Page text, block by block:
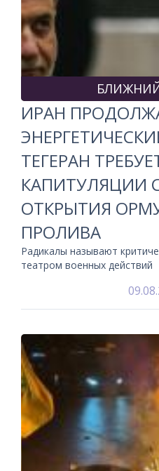
ИРАН
ТЕГЕРАН
КАПИТУЛЯЦИИ
ОТКРЫТИЯ
ПРОЛИВА
Радикалы называют
театром военных действий